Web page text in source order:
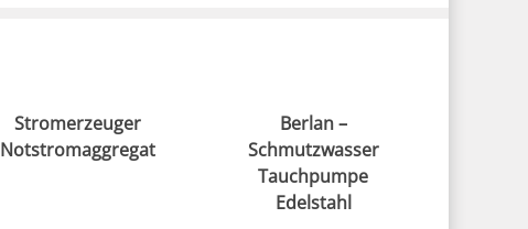
Stromerzeuger
Notstromaggregat
Berlan –
Schmutzwasser
Tauchpumpe
Edelstahl